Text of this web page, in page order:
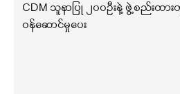
CDM သူနာပြု ၂၀၀ဦးနဲ့ ဖွဲ့စည်းထား
ဝန်ဆောင်မှုပေး